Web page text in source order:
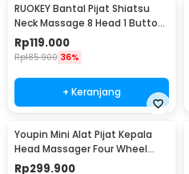
RUOKEY Bantal Pijat Shiatsu
Neck Massage 8 Head 1 Button
- CMH-8028
Rp119.000
Rp185.900 36%
+ Keranjang
Youpin Mini Alat Pijat Kepala
Head Massager Four Wheel
Rotation - M2
Rp299.900